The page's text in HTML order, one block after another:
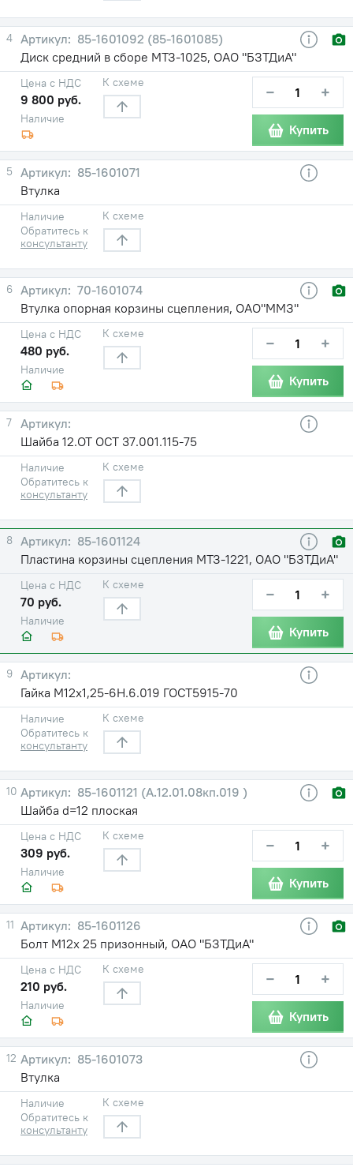
4
85-1601092 (85-1601085)
Диск средний в сборе МТЗ-1025, ОАО "БЗТДиА"
Наличие
Цена с НДС
9 800 руб.
К схеме − +
Купить
5
85-1601071
Втулка
Наличие
Обратитесь к
консультанту
К схеме
6
70-1601074
Втулка опорная корзины сцепления, ОАО"ММЗ"
Наличие
Цена с НДС
480 руб.
К схеме − +
Купить
7
Шайба 12.ОТ ОСТ 37.001.115-75
Наличие
Обратитесь к
консультанту
К схеме
8
85-1601124
Пластина корзины сцепления МТЗ-1221, ОАО "БЗТДиА"
Наличие
Цена с НДС
70 руб.
К схеме − +
Купить
9
Гайка М12х1,25-6Н.6.019 ГОСТ5915-70
Наличие
Обратитесь к
консультанту
К схеме
10
85-1601121 (А.12.01.08кп.019 )
Шайба d=12 плоская
Наличие
Цена с НДС
309 руб.
К схеме − +
Купить
11
85-1601126
Болт М12х 25 призонный, ОАО "БЗТДиА"
Наличие
Цена с НДС
210 руб.
К схеме − +
Купить
12
85-1601073
Втулка
Наличие
Обратитесь к
консультанту
К схеме